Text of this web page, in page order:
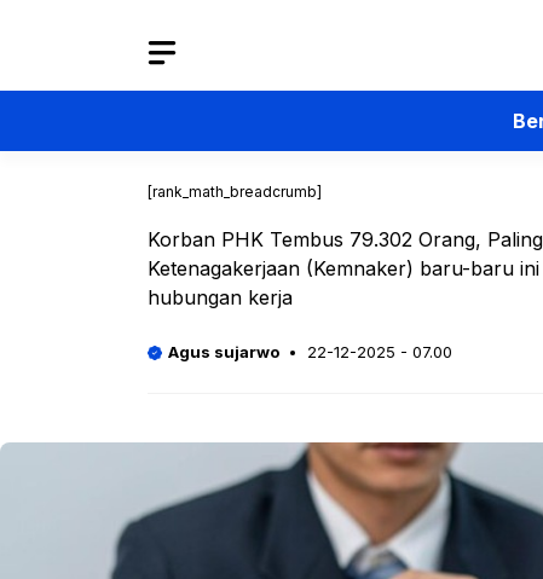
[rank_math_breadcrumb]
Korban PHK Tembus 79.302 Orang,
Ketenagakerjaan (Kemnaker) baru-baru
hubungan kerja
Agus sujarwo 22-12-2025 - 07.00